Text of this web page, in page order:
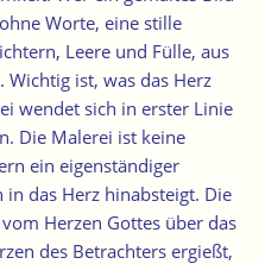
Worte, eine stille
Leere und Fülle, aus
ist, was das Herz
wendet sich in erster Linie
Die Malerei ist keine
ein eigenständiger
das Herz hinabsteigt. Die
Herzen Gottes über das
des Betrachters ergießt,